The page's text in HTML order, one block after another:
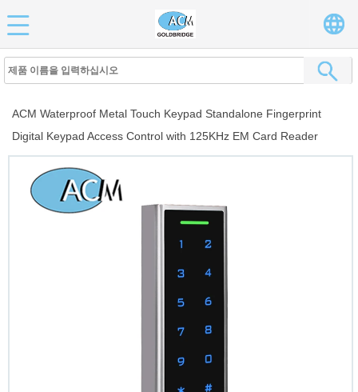
ACM Waterproof Metal Touch Keypad Standalone Fingerprint
Digital Keypad Access Control with 125KHz EM Card Reader